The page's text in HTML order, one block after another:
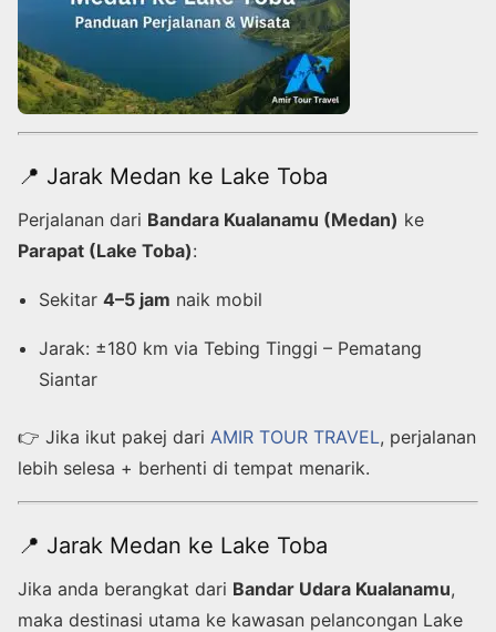
📍 Jarak Medan ke Lake Toba
Perjalanan dari Bandara Kualanamu (Medan) ke
Parapat (Lake Toba):
Sekitar4–5 jam naik mobil
Jarak: ±180 km via Tebing Tinggi – Pematang
Siantar
👉 Jika ikut pakej dari AMIR TOUR TRAVEL, perjalanan
lebih selesa + berhenti di tempat menarik.
📍 Jarak Medan ke Lake Toba
Jika anda berangkat dari Bandar Udara Kualanamu,
maka destinasi utama ke kawasan pelancongan Lake